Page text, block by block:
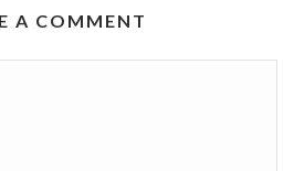
A COMMENT